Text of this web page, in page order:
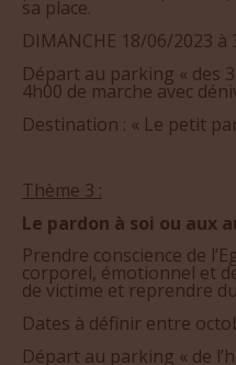
sa place.
DIMANCHE 18/06/2023 à
Départ au parking « des
4h00 de marche avec
Destination : « Le petit
Thème 3 :
Le pardon à soi ou aux
Prendre conscience de
corporel, émotionnel et
de victime et reprendre
Dates à définir entre
Départ au parking « de